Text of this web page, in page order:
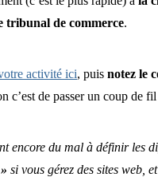
tribunal de commerce.
activité ici, puis notez le
de passer un coup de
encore du mal à définir les
si vous gérez des sites web,